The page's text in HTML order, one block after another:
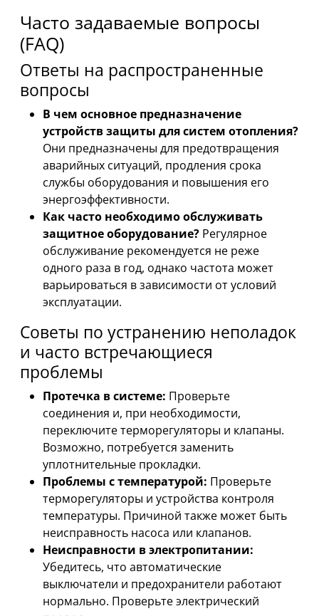
Часто задаваемые вопросы
(FAQ)
Ответы на распространенные
вопросы
В чем основное предназначение
устройств защиты для систем отопления?
Они предназначены для предотвращения
аварийных ситуаций, продления срока
службы оборудования и повышения его
энергоэффективности.
Как часто необходимо обслуживать
защитное оборудование? Регулярное
обслуживание рекомендуется не реже
одного раза в год, однако частота может
варьироваться в зависимости от условий
эксплуатации.
Советы по устранению неполадок
и часто встречающиеся
проблемы
Протечка в системе: Проверьте
соединения и, при необходимости,
переключите терморегуляторы и клапаны.
Возможно, потребуется заменить
уплотнительные прокладки.
Проблемы с температурой: Проверьте
терморегуляторы и устройства контроля
температуры. Причиной также может быть
неисправность насоса или клапанов.
Неисправности в электропитании:
Убедитесь, что автоматические
выключатели и предохранители работают
нормально. Проверьте электрический